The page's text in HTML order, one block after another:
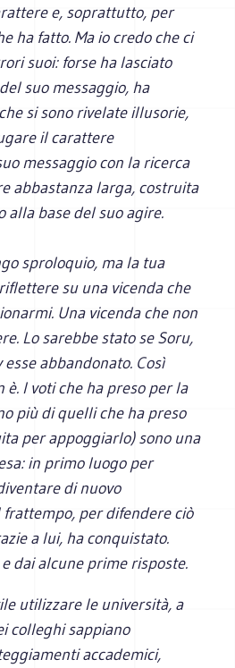
e, soprattutto, per
ha fatto. Ma io credo che ci
suoi: forse ha lasciato
suo messaggio, ha
si sono rivelate illusorie,
il carattere
messaggio con la ricerca
abbastanza larga, costruita
alla base del suo agire.
sproloquio, ma la tua
su una vicenda che
Una vicenda che non
Lo sarebbe stato se Soru,
abbandonato. Così
I voti che ha preso per la
più di quelli che ha preso
per appoggiarlo) sono una
in primo luogo per
di nuovo
per difendere ciò
a lui, ha conquistato.
dai alcune prime risposte.
utilizzare le università, a
colleghi sappiano
accademici,